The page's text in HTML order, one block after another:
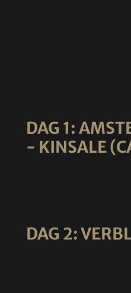
DAG 1:
- KINSALE
DAG 2: